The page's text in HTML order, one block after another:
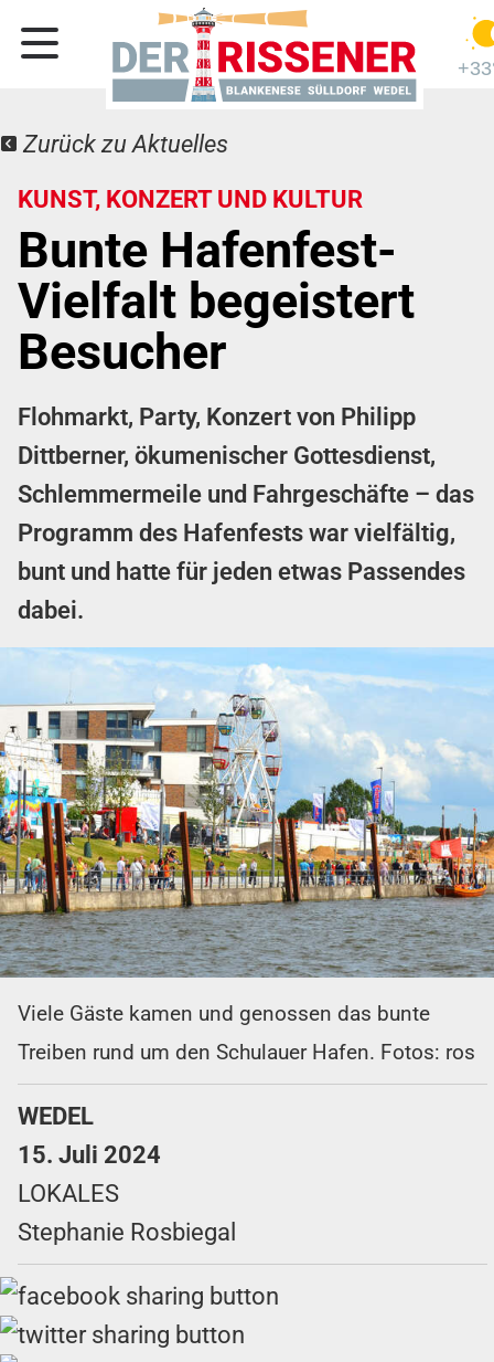
Zurück zu Aktuelles
KUNST, KONZERT UND KULTUR
Bunte Hafenfest-
Vielfalt begeistert
Besucher
Flohmarkt, Party, Konzert von Philipp
Dittberner, ökumenischer Gottesdienst,
Schlemmermeile und Fahrgeschäfte – das
Programm des Hafenfests war vielfältig,
bunt und hatte für jeden etwas Passendes
dabei.
Viele Gäste kamen und genossen das bunte
Treiben rund um den Schulauer Hafen. Fotos: ros
WEDEL
15. Juli 2024
LOKALES
Stephanie Rosbiegal